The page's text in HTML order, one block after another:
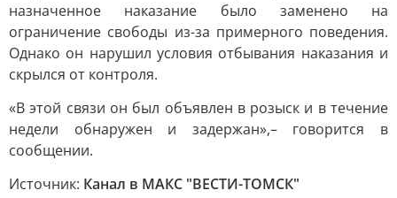
назначенное наказание было заменено на
ограничение свободы из-за примерного поведения.
Однако он нарушил условия отбывания наказания и
скрылся от контроля.
«В этой связи он был объявлен в розыск и в течение
недели обнаружен и задержан»,– говорится в
сообщении.
Источник: Канал в МАКС "ВЕСТИ-ТОМСК"